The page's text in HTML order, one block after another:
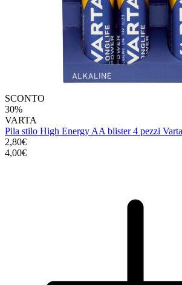
SCONTO
30%
VARTA
Pila stilo High Energy AA blister 4 pezzi Varta
2,80€
4,00€